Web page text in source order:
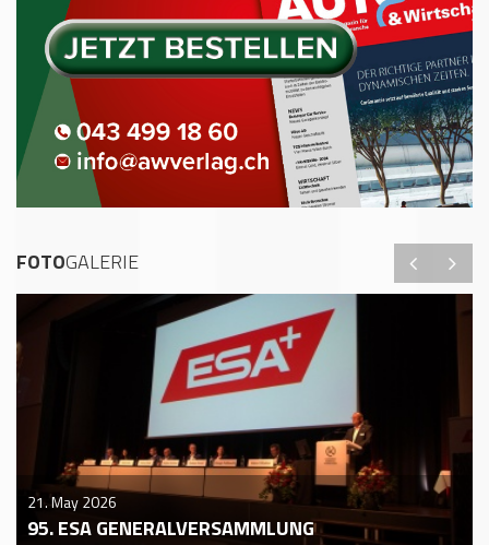
FOTOGALERIE
21. May 2026
95. ESA GENERALVERSAMMLUNG